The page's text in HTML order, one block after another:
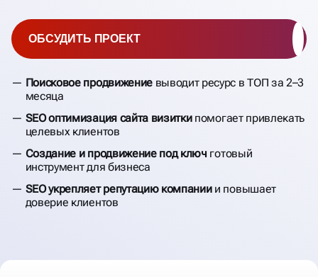
Поисковое продвижениевыводит ресурс в ТОП за 2–3
месяца
SEO оптимизация сайта визиткипомогает привлекать
целевых клиентов
Создание и продвижение под ключготовый
инструмент для бизнеса
SEO укрепляет репутацию компаниии повышает
доверие клиентов
ОБСУДИТЬ ПРОЕКТ